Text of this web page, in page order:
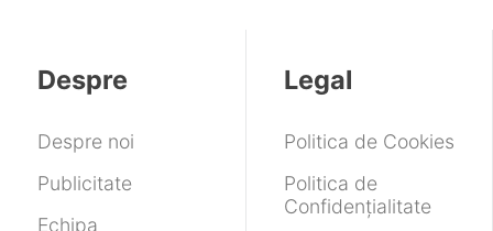
Despre
Despre noi
Publicitate
Echipa
Legal
Politica de Cookies
Politica de
Confidențialitate